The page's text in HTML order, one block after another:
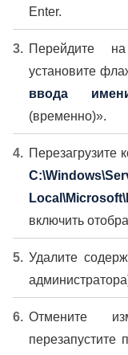
Enter.
Перейдите
установите
ввода
(временно)».
Перезагрузите
включить
Удалите
Отмените
перезапустите